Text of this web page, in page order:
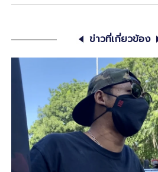
ข่าวที่เกี่ยวข้อง